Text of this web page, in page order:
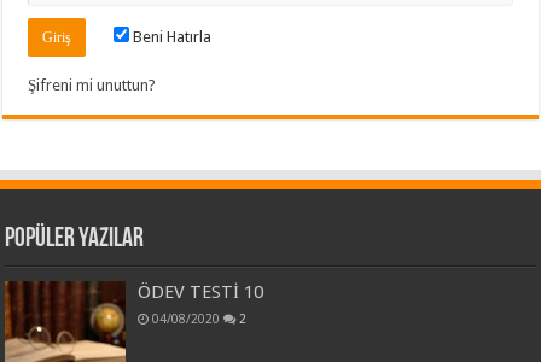
Beni Hatırla
Şifreni mi unuttun?
Popüler Yazılar
ÖDEV TESTİ 10
04/08/2020 2